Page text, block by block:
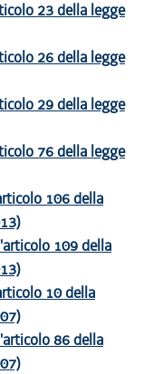
23 della legge
26 della legge
29 della legge
76 della legge
106 della
109 della
10 della
86 della